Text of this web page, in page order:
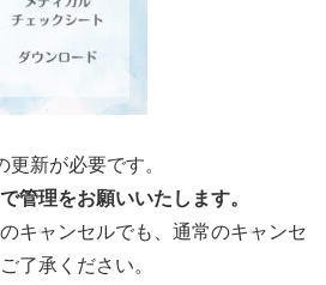
新が必要です。
管理をお願いいたします。
キャンセルでも、通常のキャンセ
了承ください。